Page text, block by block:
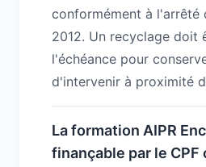
conformément à l'arrêté
2012. Un recyclage doit
l'échéance pour
d'intervenir à proximité
La formation AIPR
finançable par le CPF